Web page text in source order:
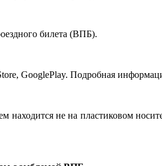
билета (ВПБ).
GooglePlay. Подробная
находится не на пластиковом